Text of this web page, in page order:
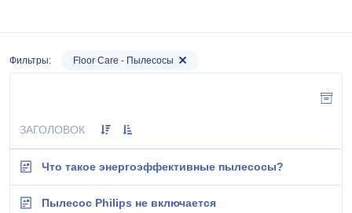
Фильтры: Floor Care - Пылесосы
ЗАГОЛОВОК
Что такое энергоэффективные пылесосы?
Пылесос Philips не включается